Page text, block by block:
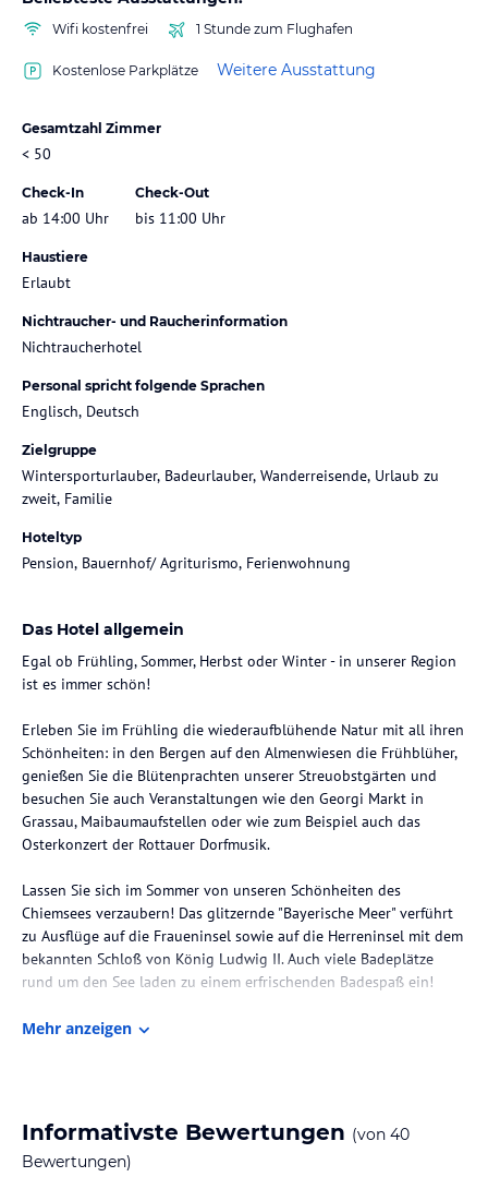
Wifi kostenfrei 1 Stunde zum Flughafen
Kostenlose Parkplätze Weitere Ausstattung
Gesamtzahl Zimmer
< 50
Check-In
ab 14:00 Uhr
Check-Out
bis 11:00 Uhr
Haustiere
Erlaubt
Nichtraucher- und Raucherinformation
Nichtraucherhotel
Personal spricht folgende Sprachen
Englisch, Deutsch
Zielgruppe
Wintersporturlauber, Badeurlauber, Wanderreisende, Urlaub zu
zweit, Familie
Hoteltyp
Pension, Bauernhof/ Agriturismo, Ferienwohnung
Das Hotel allgemein
Egal ob Frühling, Sommer, Herbst oder Winter - in unserer Region
ist es immer schön!
Erleben Sie im Frühling die wiederaufblühende Natur mit all ihren
Schönheiten: in den Bergen auf den Almenwiesen die Frühblüher,
genießen Sie die Blütenprachten unserer Streuobstgärten und
besuchen Sie auch Veranstaltungen wie den Georgi Markt in
Grassau, Maibaumaufstellen oder wie zum Beispiel auch das
Osterkonzert der Rottauer Dorfmusik.
Lassen Sie sich im Sommer von unseren Schönheiten des
Chiemsees verzaubern! Das glitzernde "Bayerische Meer" verführt
zu Ausflüge auf die Fraueninsel sowie auf die Herreninsel mit dem
bekannten Schloß von König Ludwig II. Auch viele Badeplätze
rund um den See laden zu einem erfrischenden Badespaß ein!
Wir laden Sie herzlichst im Herbst zu wunderschönen
nicht nur die Früchte des Gartens, sondern auch die bezaubernde
Wirkung eines goldenen Oktobers.
Mehr anzeigen
Informativste Bewertungen (von 40
Bewertungen)